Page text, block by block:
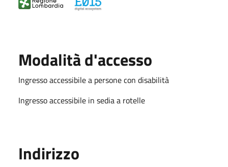
Modalità d'accesso
Ingresso accessibile a persone con disabilità
Ingresso accessibile in sedia a rotelle
Indirizzo